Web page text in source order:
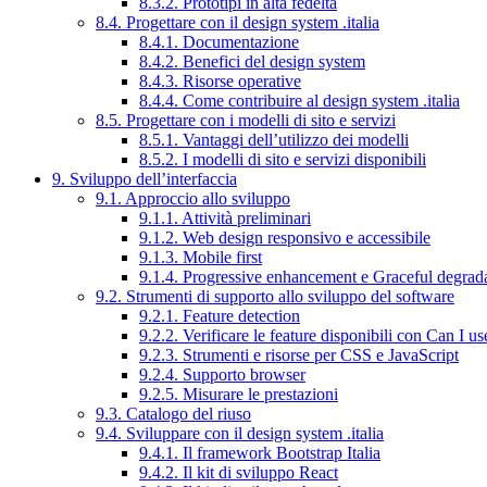
8.4. Progettare con il design system .italia
8.4.1. Documentazione
8.4.2. Benefici del design system
8.4.3. Risorse operative
8.4.4. Come contribuire al design system .italia
8.5. Progettare con i modelli di sito e servizi
8.5.1. Vantaggi dell’utilizzo dei modelli
8.5.2. I modelli di sito e servizi disponibili
9. Sviluppo dell’interfaccia
9.1. Approccio allo sviluppo
9.1.1. Attività preliminari
9.1.2. Web design responsivo e accessibile
9.1.3. Mobile first
9.1.4. Progressive enhancement e Graceful
9.2. Strumenti di supporto allo sviluppo del software
9.2.1. Feature detection
9.2.2. Verificare le feature disponibili con Can I
9.2.3. Strumenti e risorse per CSS e JavaScript
9.2.4. Supporto browser
9.2.5. Misurare le prestazioni
9.3. Catalogo del riuso
9.4. Sviluppare con il design system .italia
9.4.1. Il framework Bootstrap Italia
9.4.2. Il kit di sviluppo React